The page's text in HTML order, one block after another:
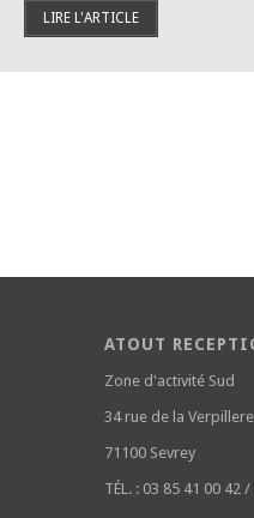
LIRE L'ARTICLE
ATOUT
Zone d'activité Sud
34 rue de la Verpillere
71100 Sevrey
TÉL. : 03 85 41 00 42